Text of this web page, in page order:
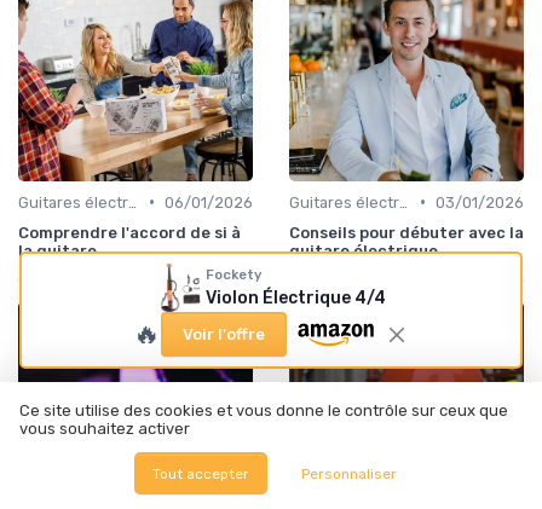
• 06/01/2026
Comprendre l'accord de si à
la guitare
• 03/01/2026
Conseils pour débuter avec la
guitare électrique
Fockety
Violon Électrique 4/4
🔥 Voir l'offre
Ce site utilise des cookies et vous donne le contrôle sur ceux que
vous souhaitez activer
Tout accepter Personnaliser